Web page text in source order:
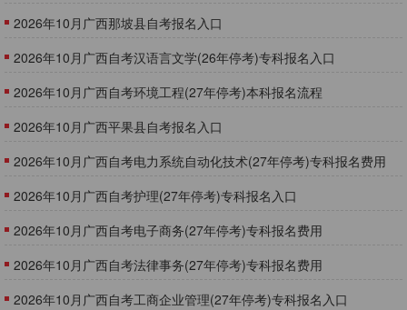
2026年10月广西那坡县自考报名入口
2026年10月广西自考汉语言文学(26年停考)专科报名入口
2026年10月广西自考环境工程(27年停考)本科报名流程
2026年10月广西平果县自考报名入口
​2026年10月广西自考电力系统自动化技术(27年停考)专科报名费用
2026年10月广西自考护理(27年停考)专科报名入口
​2026年10月广西自考电子商务(27年停考)专科报名费用
​2026年10月广西自考法律事务(27年停考)专科报名费用
2026年10月广西自考工商企业管理(27年停考)专科报名入口